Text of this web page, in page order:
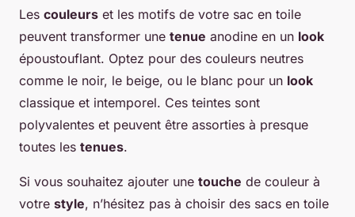
Les couleurs et les motifs de votre sac en toile
peuvent transformer une tenue anodine en un look
époustouflant. Optez pour des couleurs neutres
comme le noir, le beige, ou le blanc pour un look
classique et intemporel. Ces teintes sont
polyvalentes et peuvent être assorties à presque
toutes les tenues.
Si vous souhaitez ajouter une touche de couleur à
votre style, n’hésitez pas à choisir des sacs en toile